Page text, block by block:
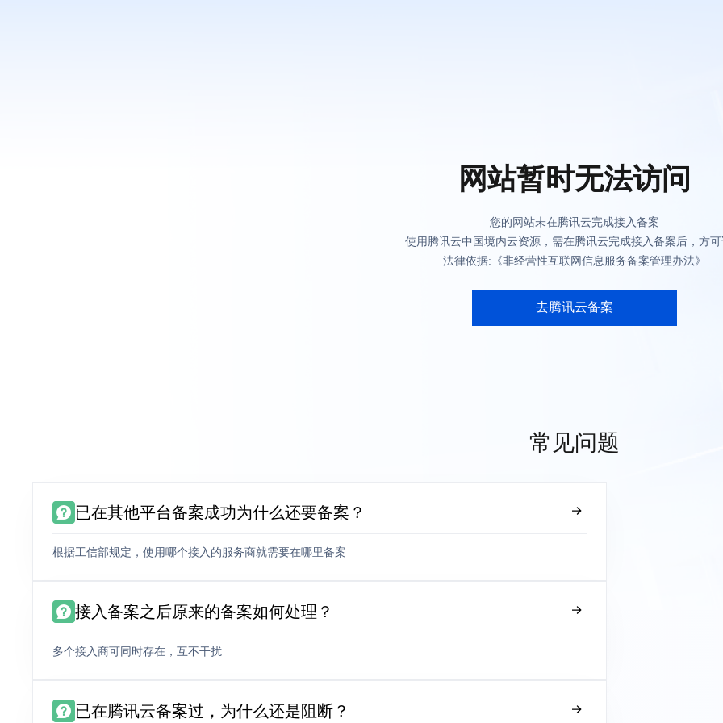
网站暂时无法访问
您的网站未在腾讯云完成接入备案
使用腾讯云中国境内云资源，需在腾讯云完成接入备案后，方
法律依据:《非经营性互联网信息服务备案管理办法》
去腾讯云备案
常见问题
已在其他平台备案成功为什么还要备案？
根据工信部规定，使用哪个接入的服务商就需要在哪里备案
接入备案之后原来的备案如何处理？
多个接入商可同时存在，互不干扰
已在腾讯云备案过，为什么还是阻断？